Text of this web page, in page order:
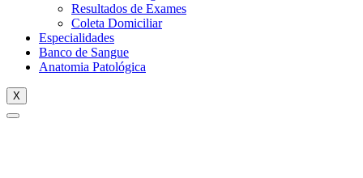
Resultados de Exames
Coleta Domiciliar
Especialidades
Banco de Sangue
Anatomia Patológica
X